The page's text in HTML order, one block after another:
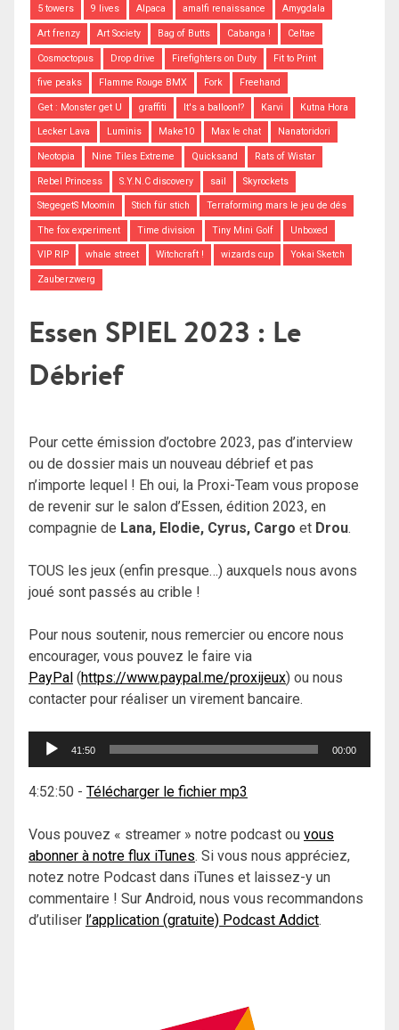
5 towers 9 lives Alpaca amalfi renaissance Amygdala
Art frenzy Art Society Bag of Butts Cabanga ! Celtae
Cosmoctopus Drop drive Firefighters on Duty Fit to Print
five peaks Flamme Rouge BMX Fork Freehand
Get : Monster get U graffiti It's a balloon!? Karvi Kutna Hora
Lecker Lava Luminis Make10 Max le chat Nanatoridori
Neotopia Nine Tiles Extreme Quicksand Rats of Wistar
Rebel Princess S.Y.N.C discovery sail Skyrockets
StegegetS Moomin Stich für stich Terraforming mars le jeu de dés
The fox experiment Time division Tiny Mini Golf Unboxed
VIP RIP whale street Witchcraft ! wizards cup Yokai Sketch
Zauberzwerg
Essen SPIEL 2023 : Le
Débrief
Pour cette émission d’octobre 2023, pas d’interview
ou de dossier mais un nouveau débrief et pas
n’importe lequel ! Eh oui, la Proxi-Team vous propose
de revenir sur le salon d’Essen, édition 2023, en
compagnie de Lana, Elodie, Cyrus, Cargo et Drou.
TOUS les jeux (enfin presque…) auxquels nous avons
joué sont passés au crible !
Pour nous soutenir, nous remercier ou encore nous
encourager, vous pouvez le faire via
PayPal (https://www.paypal.me/proxijeux) ou nous
contacter pour réaliser un virement bancaire.
Lecteur
41:50 00:00
4:52:50 - Télécharger le fichier mp3
Vous pouvez « streamer » notre podcast ou vous
abonner à notre flux iTunes. Si vous nous appréciez,
notez notre Podcast dans iTunes et laissez-y un
commentaire ! Sur Android, nous vous recommandons
d’utiliser l’application (gratuite) Podcast Addict.